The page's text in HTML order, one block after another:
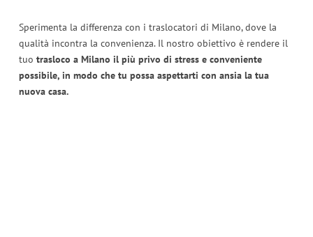
Sperimenta la differenza con i traslocatori di Milano, dove la
qualità incontra la convenienza. Il nostro obiettivo è rendere il
tuo trasloco a Milano il più privo di stress e conveniente
possibile, in modo che tu possa aspettarti con ansia la tua
nuova casa.